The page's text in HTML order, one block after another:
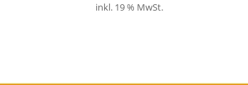
inkl. 19 % MwSt.